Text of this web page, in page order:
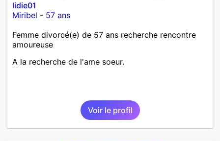
lidie01
Miribel - 57 ans
Femme divorcé(e) de 57 ans recherche rencontre
amoureuse
A la recherche de l'ame soeur.
Voir le profil